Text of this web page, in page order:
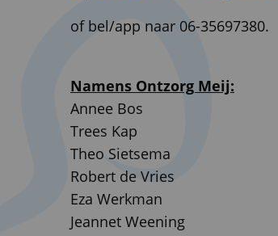
of bel/app naar 06-35697380.
Namens Ontzorg Meij:
Annee Bos
Trees Kap
Theo Sietsema
Robert de Vries
Eza Werkman
Jeannet Weening